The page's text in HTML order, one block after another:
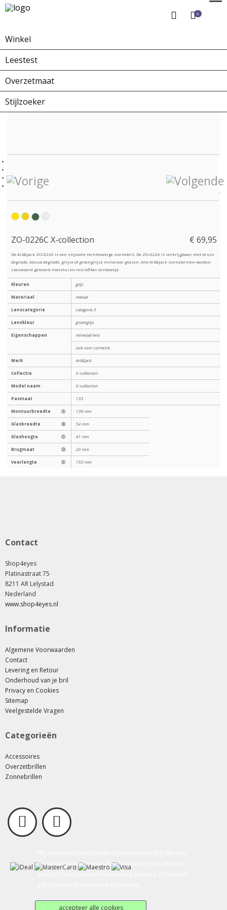
de werking van de website. Daarnaast gebruiken wij
accepteer alle cookies
0
Winkel
Leestest
Overzetmaat
Stijlzoeker
Home Winkel
ZO-0226C X-collection € 69,95
De Art&Jack ZO-0226 is een stijlvolle rechthoekige zonnebril. De ZO-0226 is verkrijgbaar met bruin
dégradé, blauw dégradé, grijze of groengrijze mineraal glazen. Alle Art&Jack zonnebrillen worden
standaard geleverd met etui en microfiber brildoekje.
Kleuren grijs
Materiaal metaal
Lenscategorie categorie 3
Lenskleur groengrijs
Eigenschappen mineraal lens
ook voor correctie
Merk Art&Jack
Collectie X-collection
Model naam X-collection
Pasmaat 133
Montuurbreedte Ⓐ 138 mm
Glasbreedte Ⓑ 54 mm
Glashoogte Ⓒ 41 mm
Brugmaat Ⓓ 20 mm
Veerlengte Ⓔ 150 mm
Contact
Shop4eyes
Platinastraat 75
8211 AR Lelystad
Nederland
www.shop4eyes.nl
Informatie
Algemene Voorwaarden
Contact
Levering en Retour
Onderhoud van je bril
Privacy en Cookies
Sitemap
Veelgestelde Vragen
Categorieën
Accessoires
Overzetbrillen
Zonnebrillen